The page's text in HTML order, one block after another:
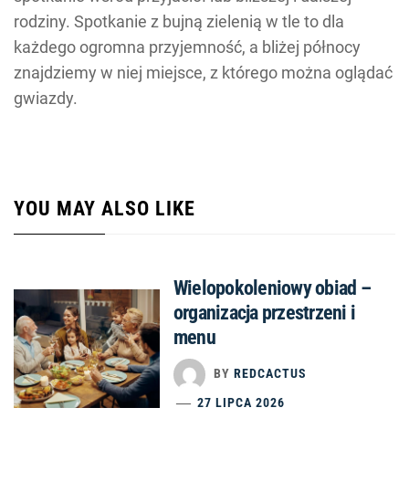
rodziny. Spotkanie z bujną zielenią w tle to dla
każdego ogromna przyjemność, a bliżej północy
znajdziemy w niej miejsce, z którego można oglądać
gwiazdy.
YOU MAY ALSO LIKE
Wielopokoleniowy obiad –
organizacja przestrzeni i
menu
BY REDCACTUS
27 LIPCA 2026